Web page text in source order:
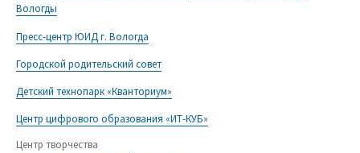
Вологды
Пресс-центр ЮИД г. Вологда
Городской родительский совет
Детский технопарк «Кванториум»
Центр цифрового образования «ИТ-КУБ»
Центр творчества